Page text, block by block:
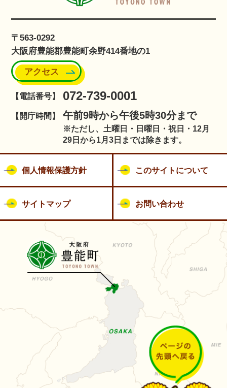
〒563-0292
大阪府豊能郡豊能町余野414番地の1
アクセス
【電話番号】 072-739-0001
【開庁時間】 午前9時から午後5時30分まで
※ただし、土曜日・日曜日・祝日・12月
29日から1月3日までは除きます。
個人情報保護方針 このサイトについて
サイトマップ お問い合わせ